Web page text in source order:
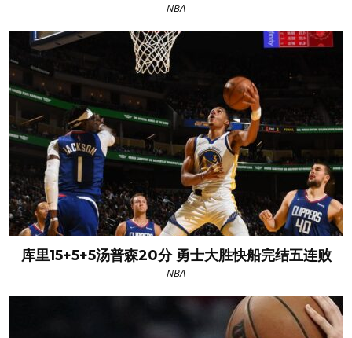
NBA
库里15+5+5汤普森20分 勇士大胜快船完结五连败
NBA